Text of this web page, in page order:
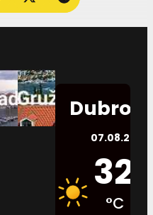
07.08.2026.
32
°C